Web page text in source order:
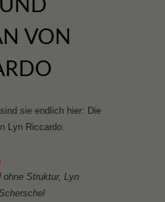
VON
sie endlich hier: Die
Lyn Riccardo.
Struktur, Lyn